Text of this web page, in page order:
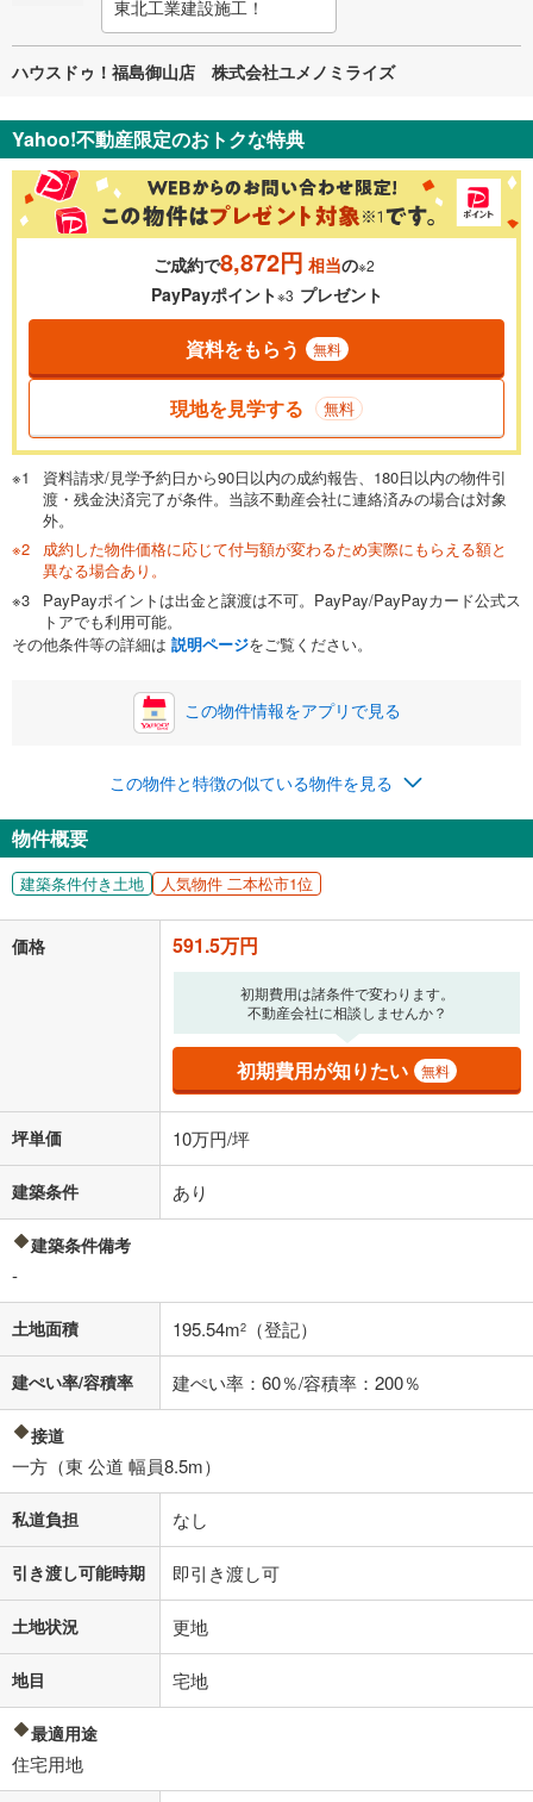
東北工業建設施工！
ハウスドゥ！福島御山店 株式会社ユメノミライズ
Yahoo!不動産限定のおトクな特典
ご成約で8,872円 相当の※2
PayPayポイント※3 プレゼント
資料をもらう 無料
現地を見学する 無料
資料請求/見学予約日から90日以内の成約報告、180日以内の物件引
渡・残金決済完了が条件。当該不動産会社に連絡済みの場合は対象
外。
成約した物件価格に応じて付与額が変わるため実際にもらえる額と
異なる場合あり。
PayPayポイントは出金と譲渡は不可。PayPay/PayPayカード公式ス
トアでも利用可能。
その他条件等の詳細は 説明ページをご覧ください。
この物件情報をアプリで見る
この物件と特徴の似ている物件を見る
物件概要
建築条件付き土地 人気物件 二本松市1位
価格 591.5万円
初期費用は諸条件で変わります。
不動産会社に相談しませんか？
初期費用が知りたい 無料
坪単価 10万円/坪
建築条件 あり
建築条件備考
-
土地面積 195.54m2 （登記）
建ぺい率/容積率 建ぺい率：60％/容積率：200％
接道
一方（東 公道 幅員8.5m）
私道負担 なし
引き渡し可能時期 即引き渡し可
土地状況 更地
地目 宅地
最適用途
住宅用地